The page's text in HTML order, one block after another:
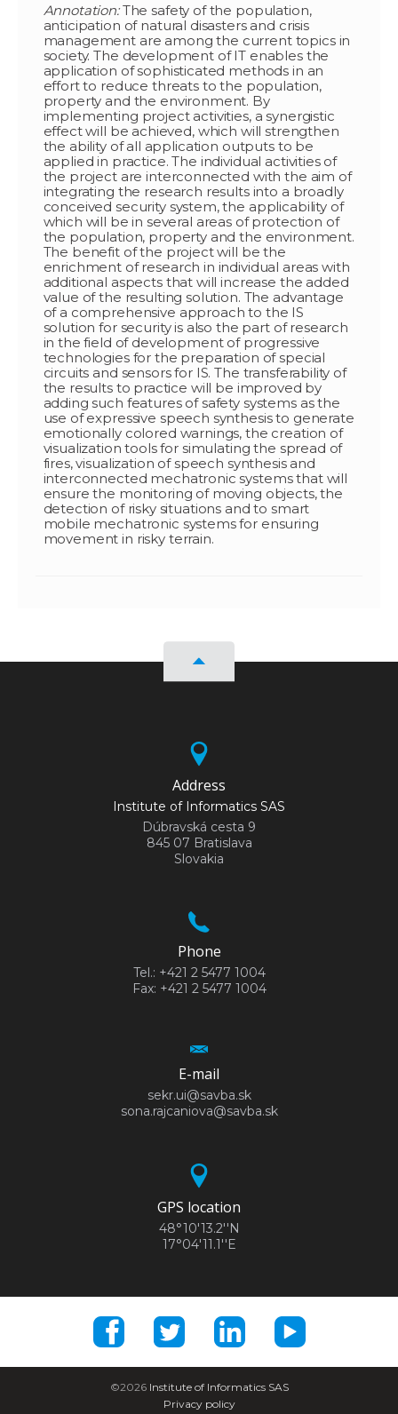
Annotation:The safety of the population,
anticipation of natural disasters and crisis
management are among the current topics in
society. The development of IT enables the
application of sophisticated methods in an
effort to reduce threats to the population,
property and the environment. By
implementing project activities, a synergistic
effect will be achieved, which will strengthen
the ability of all application outputs to be
applied in practice. The individual activities of
the project are interconnected with the aim of
integrating the research results into a broadly
conceived security system, the applicability of
which will be in several areas of protection of
the population, property and the environment.
The benefit of the project will be the
enrichment of research in individual areas with
additional aspects that will increase the added
value of the resulting solution. The advantage
of a comprehensive approach to the IS
solution for security is also the part of research
in the field of development of progressive
technologies for the preparation of special
circuits and sensors for IS. The transferability of
the results to practice will be improved by
adding such features of safety systems as the
use of expressive speech synthesis to generate
emotionally colored warnings, the creation of
visualization tools for simulating the spread of
fires, visualization of speech synthesis and
interconnected mechatronic systems that will
ensure the monitoring of moving objects, the
detection of risky situations and to smart
mobile mechatronic systems for ensuring
movement in risky terrain.
Address
Institute of Informatics SAS
Dúbravská cesta 9
845 07 Bratislava
Slovakia
Phone
Tel.: +421 2 5477 1004
Fax: +421 2 5477 1004
E-mail
sekr.ui@savba.sk
sona.rajcaniova@savba.sk
GPS location
48°10'13.2''N
17°04'11.1''E
©2026Institute of Informatics SAS
Privacy policy